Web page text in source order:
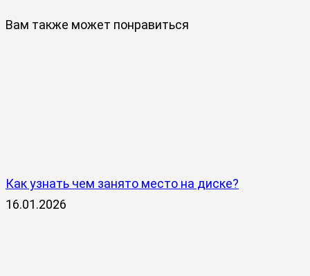
Вам также может понравиться
Как узнать чем занято место на диске?
16.01.2026